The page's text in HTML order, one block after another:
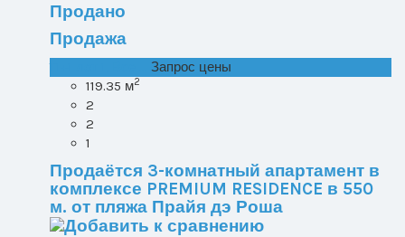
Продано
Продажа
Запрос цены
119.35 м2
2
2
1
Продаётся 3-комнатный апартамент в
комплексе PREMIUM RESIDENCE в 550
м. от пляжа Прайя дэ Роша